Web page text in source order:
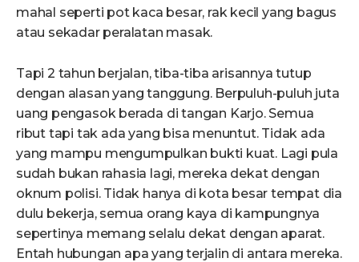
mahal seperti pot kaca besar, rak kecil yang bagus
atau sekadar peralatan masak.
Tapi 2 tahun berjalan, tiba-tiba arisannya tutup
dengan alasan yang tanggung. Berpuluh-puluh juta
uang pengasok berada di tangan Karjo. Semua
ribut tapi tak ada yang bisa menuntut. Tidak ada
yang mampu mengumpulkan bukti kuat. Lagi pula
sudah bukan rahasia lagi, mereka dekat dengan
oknum polisi. Tidak hanya di kota besar tempat dia
dulu bekerja, semua orang kaya di kampungnya
sepertinya memang selalu dekat dengan aparat.
Entah hubungan apa yang terjalin di antara mereka.